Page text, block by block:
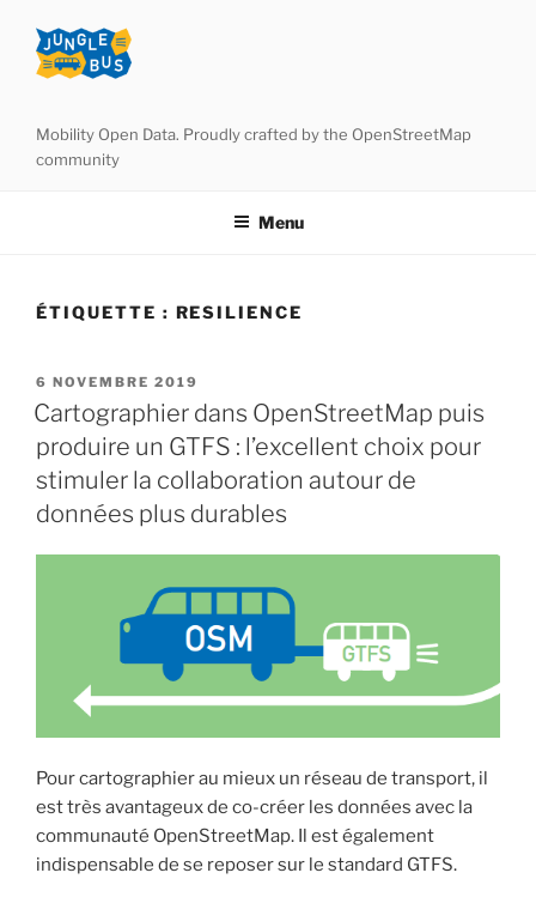
contenu
Mobility Open Data. Proudly crafted by the OpenStreetMap
community
Menu
ÉTIQUETTE : RESILIENCE
PUBLIÉ
LE
6 NOVEMBRE 2019
Cartographier dans OpenStreetMap puis
produire un GTFS : l’excellent choix pour
stimuler la collaboration autour de
données plus durables
Pour cartographier au mieux un réseau de transport, il
est très avantageux de co-créer les données avec la
communauté OpenStreetMap. Il est également
indispensable de se reposer sur le standard GTFS.